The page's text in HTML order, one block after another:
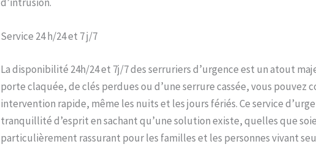
Service 24 h/24 et 7 j/7
La disponibilité 24h/24 et 7j/7 des serruriers d’urgence est un atout
porte claquée, de clés perdues ou d’une serrure cassée, vous pouvez
intervention rapide, même les nuits et les jours fériés. Ce service
tranquillité d’esprit en sachant qu’une solution existe, quelles que
particulièrement rassurant pour les familles et les personnes vivant